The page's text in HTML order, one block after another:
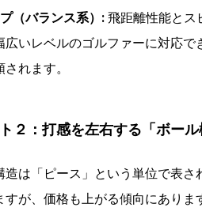
（バランス系）: 飛距離性能とス
広いレベルのゴルファーに対応
れます。
２：打感を左右する「ボー
造は「ピース」という単位で表
すが、価格も上がる傾向にありま